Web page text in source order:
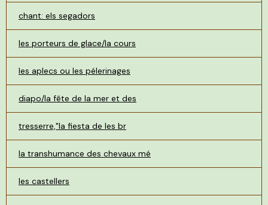
chant: els segadors
les porteurs de glace/la cours
les aplecs ou les pélerinages
diapo/la fête de la mer et des
tresserre,"la fiesta de les br
la transhumance des chevaux mé
les castellers